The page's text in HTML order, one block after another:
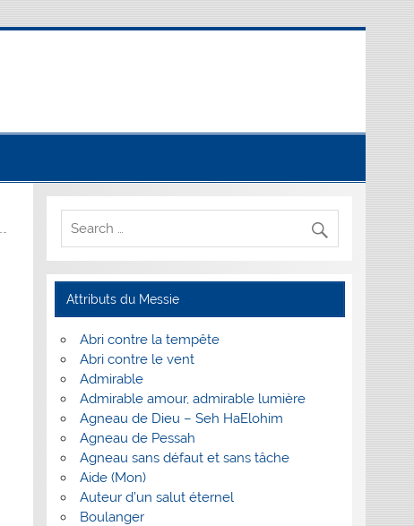
Attributs du Messie
Abri contre la tempête
Abri contre le vent
Admirable
Admirable amour, admirable lumière
Agneau de Dieu – Seh HaElohim
Agneau de Pessah
Agneau sans défaut et sans tâche
Aide (Mon)
Auteur d’un salut éternel
Boulanger